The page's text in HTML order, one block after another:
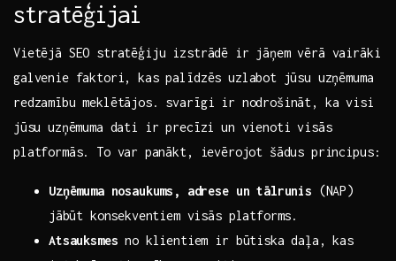
stratēģijai
Vietējā SEO stratēģiju izstrādē ir jāņem vērā vairāki
galvenie faktori, kas palīdzēs uzlabot ⁤jūsu uzņēmuma
redzamību meklētājos. ‍svarīgi ir nodrošināt, ka visi
⁢jūsu ‍uzņēmuma dati ir precīzi un vienoti visās
platformās. To var⁣ panākt, ievērojot šādus principus:
Uzņēmuma nosaukums,‍ adrese un tālrunis (NAP)
⁢jābūt konsekventiem visās platforms.
Atsauksmes no klientiem ir būtiska daļa, kas